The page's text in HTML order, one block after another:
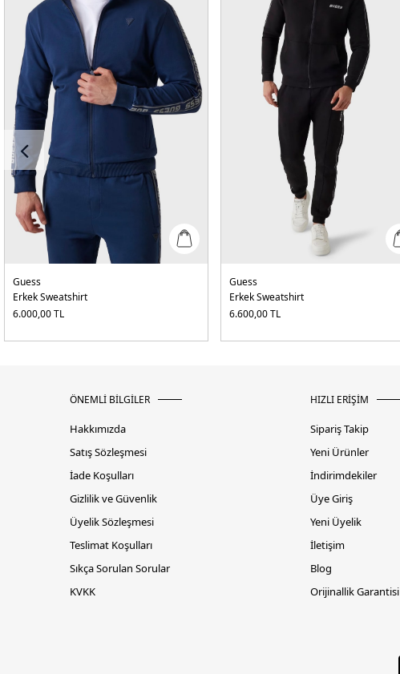
Guess
Erkek Sweatshirt
6.000,00TL
Guess
Erkek Sweatshirt
6.600,00TL
ÖNEMLİ BİLGİLER
Hakkımızda
Satış Sözleşmesi
İade Koşulları
Gizlilik ve Güvenlik
Üyelik Sözleşmesi
Teslimat Koşulları
Sıkça Sorulan Sorular
KVKK
HIZLI ERİŞİM
Sipariş Takip
Yeni Ürünler
İndirimdekiler
Üye Giriş
Yeni Üyelik
İletişim
Blog
Orijinallik Garantisi